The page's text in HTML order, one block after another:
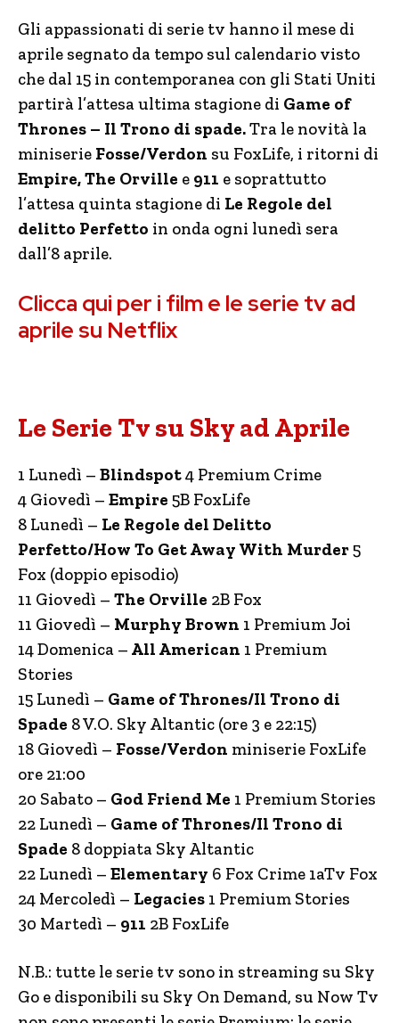
Gli appassionati di serie tv hanno il mese di
aprile segnato da tempo sul calendario visto
che dal 15 in contemporanea con gli Stati Uniti
partirà l’attesa ultima stagione di Game of
Thrones – Il Trono di spade.Tra le novità la
miniserie Fosse/Verdon su FoxLife, i ritorni di
Empire,The Orville e 911 e soprattutto
l’attesa quinta stagione di Le Regole del
delitto Perfetto in onda ogni lunedì sera
dall’8 aprile.
Clicca qui per i film e le serie tv ad
aprile su Netflix
Le Serie Tv su Sky ad Aprile
1 Lunedì – Blindspot4 Premium Crime
4 Giovedì – Empire 5B FoxLife
8 Lunedì – Le Regole del Delitto
Perfetto/How To Get Away With Murder5
Fox (doppio episodio)
11 Giovedì – The Orville 2B Fox
11 Giovedì – Murphy Brown 1 Premium Joi
14 Domenica – All American 1 Premium
Stories
15 Lunedì – Game of Thrones/Il Trono di
Spade 8 V.O. Sky Altantic (ore 3 e 22:15)
18 Giovedì – Fosse/Verdon miniserie FoxLife
ore 21:00
20 Sabato – God Friend Me 1 Premium Stories
22 Lunedì – Game of Thrones/Il Trono di
Spade 8 doppiata Sky Altantic
22 Lunedì – Elementary 6 Fox Crime 1aTv Fox
24 Mercoledì – Legacies 1 Premium Stories
30 Martedì – 911 2B FoxLife
N.B.: tutte le serie tv sono in streaming su Sky
Go e disponibili su Sky On Demand, su Now Tv